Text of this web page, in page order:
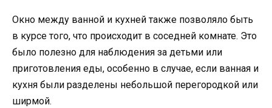
Окно между ванной и кухней также позволяло быть
в курсе того, что происходит в соседней комнате. Это
было полезно для наблюдения за детьми или
приготовления еды, особенно в случае, если ванная и
кухня были разделены небольшой перегородкой или
ширмой.